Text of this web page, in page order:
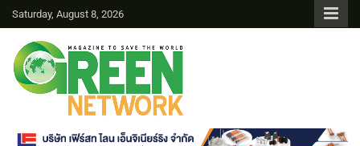
Saturday, August 8, 2026
Green Network